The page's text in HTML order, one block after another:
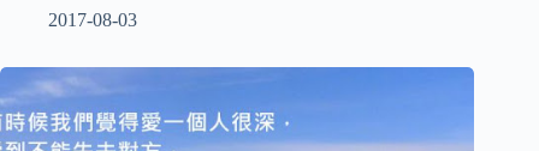
2017-08-03